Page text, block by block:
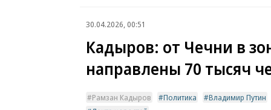
30.04.2026, 00:51
Кадыров: от Чечни в
направлены 70 тысяч
Рамзан Кадыров Политика Владимир Путин